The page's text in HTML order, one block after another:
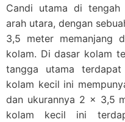
Candi utama di
arah utara, dengan
3,5 meter memanjang
kolam. Di dasar kolam
tangga utama
kolam kecil ini
dan ukurannya 2 x 3,5
kolam kecil ini